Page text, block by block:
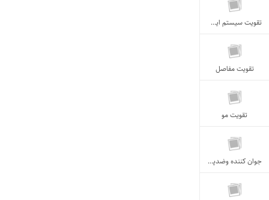
تقویت سیستم ایمنی بدن
تقویت مفاصل
تقویت مو
جوان کننده وضدپیری